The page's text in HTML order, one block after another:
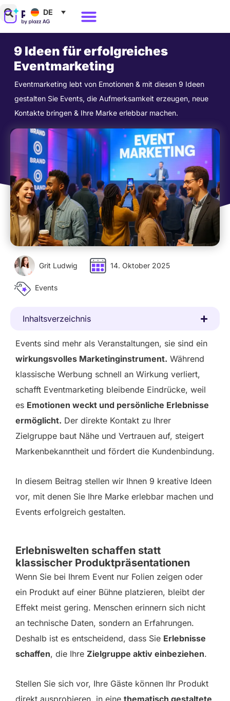
Zum
Inhalt
DE
9 Ideen für erfolgreiches
Eventmarketing
Eventmarketing lebt von Emotionen & mit diesen 9 Ideen
gestalten Sie Events, die Aufmerksamkeit erzeugen, neue
Kontakte bringen & Ihre Marke erlebbar machen.
Grit Ludwig 14. Oktober 2025
Events
Inhaltsverzeichnis
Events sind mehr als Veranstaltungen, sie sind ein
wirkungsvolles Marketinginstrument. Während
klassische Werbung schnell an Wirkung verliert,
schafft Eventmarketing bleibende Eindrücke, weil
es Emotionen weckt und persönliche Erlebnisse
ermöglicht. Der direkte Kontakt zu Ihrer
Zielgruppe baut Nähe und Vertrauen auf, steigert
Markenbekanntheit und fördert die Kundenbindung.
In diesem Beitrag stellen wir Ihnen 9 kreative Ideen
vor, mit denen Sie Ihre Marke erlebbar machen und
Events erfolgreich gestalten.
Erlebniswelten schaffen statt
klassischer Produktpräsentationen
Wenn Sie bei Ihrem Event nur Folien zeigen oder
ein Produkt auf einer Bühne platzieren, bleibt der
Effekt meist gering. Menschen erinnern sich nicht
an technische Daten, sondern an Erfahrungen.
Deshalb ist es entscheidend, dass Sie Erlebnisse
schaffen, die Ihre Zielgruppe aktiv einbeziehen.
Stellen Sie sich vor, Ihre Gäste können Ihr Produkt